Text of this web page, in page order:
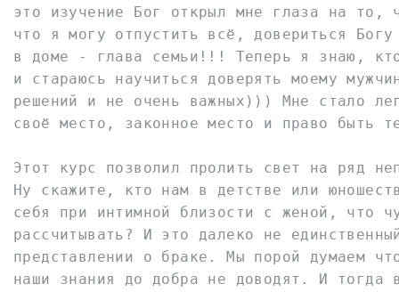
это изучение Бог открыл мне глаза на
что я могу отпустить всё, довериться
в доме - глава семьи!!! Теперь я знаю,
и стараюсь научиться доверять моему
решений и не очень важных))) Мне стало
своё место, законное место и право быть
Этот курс позволил пролить свет на ряд
Ну скажите, кто нам в детстве или
себя при интимной близости с женой, что
рассчитывать? И это далеко не
представлении о браке. Мы порой думаем
наши знания до добра не доводят. И тогда